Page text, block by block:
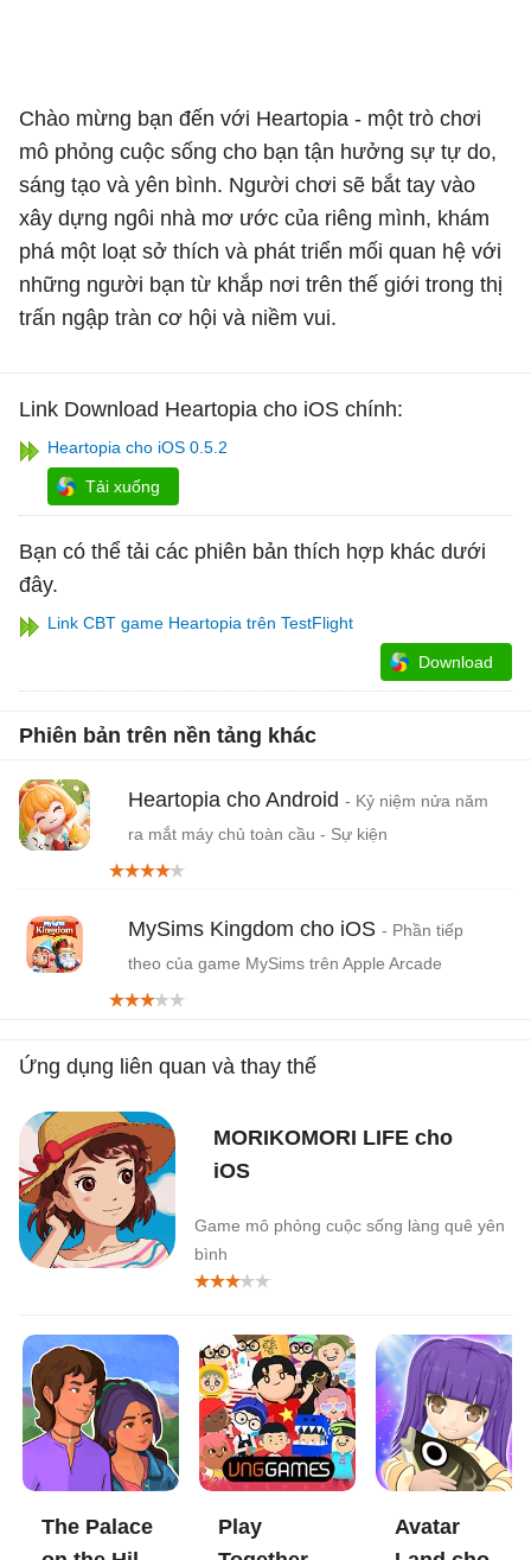
Chào mừng bạn đến với Heartopia - một trò chơi
mô phỏng cuộc sống cho bạn tận hưởng sự tự do,
sáng tạo và yên bình. Người chơi sẽ bắt tay vào
xây dựng ngôi nhà mơ ước của riêng mình, khám
phá một loạt sở thích và phát triển mối quan hệ với
những người bạn từ khắp nơi trên thế giới trong thị
trấn ngập tràn cơ hội và niềm vui.
Link Download Heartopia cho iOS chính:
Heartopia cho iOS 0.5.2
Tải xuống
Bạn có thể tải các phiên bản thích hợp khác dưới
đây.
Link CBT game Heartopia trên TestFlight
Download
Phiên bản trên nền tảng khác
Heartopia cho Android - Kỷ niệm nửa năm
ra mắt máy chủ toàn cầu - Sự kiện
"Oceanbound"
MySims Kingdom cho iOS - Phần tiếp
theo của game MySims trên Apple Arcade
Ứng dụng liên quan và thay thế
MORIKOMORI LIFE cho
iOS
Game mô phỏng cuộc sống làng quê yên
bình
The Palace
Play
Avatar